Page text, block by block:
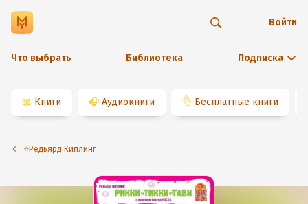
Что выбрать Библиотека Подписка
Войти
📖 Книги 🎧 Аудиокниги 👌 Бесплатные книги
⭐️Редьярд Киплинг